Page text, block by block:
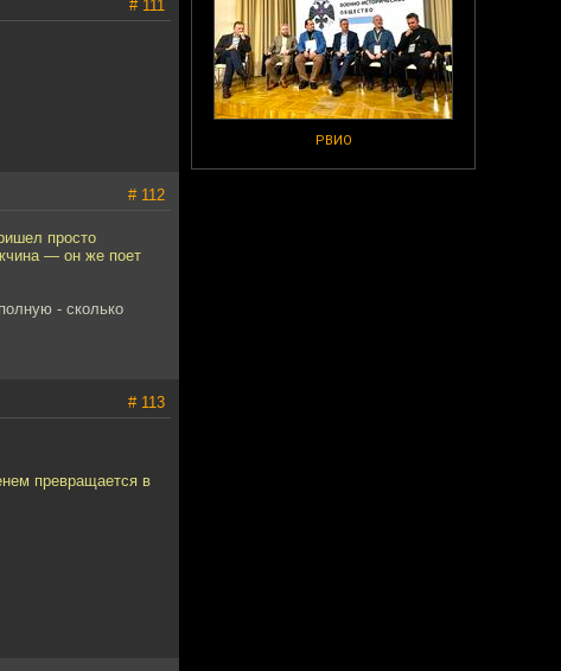
РВИО
# 111
# 112
просто
— он же поет
- сколько
# 113
превращается в